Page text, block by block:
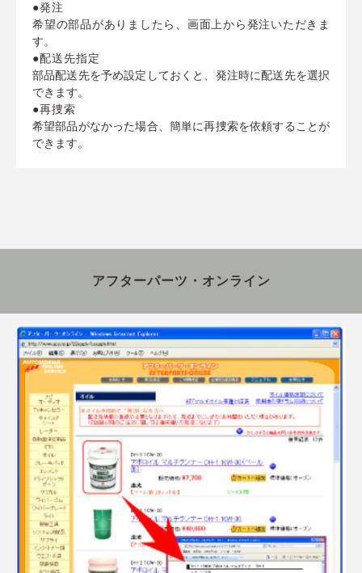
●発注
希望の部品がありましたら、画面上から発注いただきま
す。
●配送先指定
部品配送先を予め設定しておくと、発注時に配送先を選択
できます。
●再捜索
希望部品がなかった場合、簡単に再捜索を依頼することが
できます。
アフターパーツ・オンライン